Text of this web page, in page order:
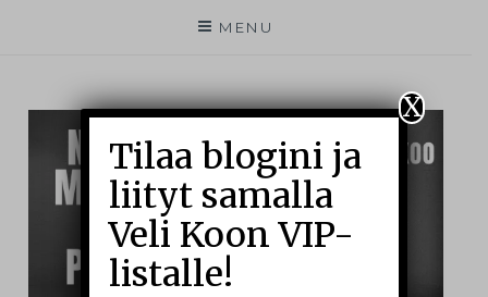
MENU
Tilaa blogini ja
liityt samalla
Veli Koon VIP-
listalle!
X